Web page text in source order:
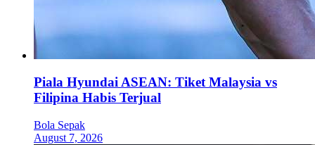
Piala Hyundai ASEAN: Tiket Malaysia vs
Filipina Habis Terjual
Bola Sepak
August 7, 2026